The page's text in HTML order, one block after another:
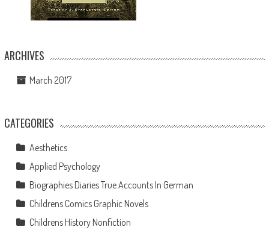
ARCHIVES
March 2017
CATEGORIES
Aesthetics
Applied Psychology
Biographies Diaries True Accounts In German
Childrens Comics Graphic Novels
Childrens History Nonfiction